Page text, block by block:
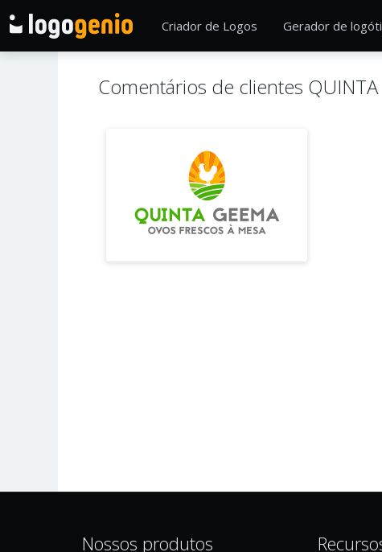
Criador de Logos Gerador de
Comentários de clientes QUINTA
Nossos produtos